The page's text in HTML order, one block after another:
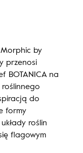
by
przenosi
BOTANICA na
do
formy
roślin
flagowym